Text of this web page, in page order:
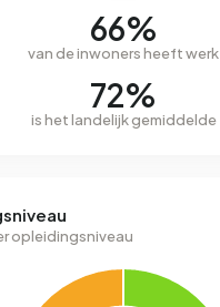
66%
van de inwoners heeft werk
72%
is het landelijk gemiddelde
opleidingsniveau